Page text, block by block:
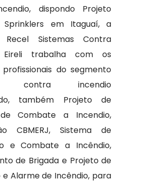
dispondo Projeto
Sprinklers em Itaguaí, a
Recel Sistemas Contra
Eireli trabalha com os
do segmento
contra incendio
também Projeto de
Combate a Incendio,
CBMERJ, Sistema de
e Combate a Incêndio,
de Brigada e Projeto de
Alarme de Incêndio, para